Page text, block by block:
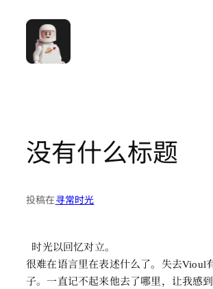
没有什么标题
投稿在寻常时光
时光以回忆对立。
很难在语言里在表述什么了。失去Vioul
子。一直记不起来他去了哪里，让我感到